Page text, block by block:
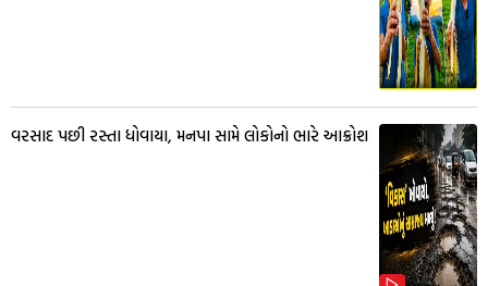
વરસાદ પછી રસ્તા ધોવાયા, મનપા સામે લોકોનો ભારે આક્રોશ